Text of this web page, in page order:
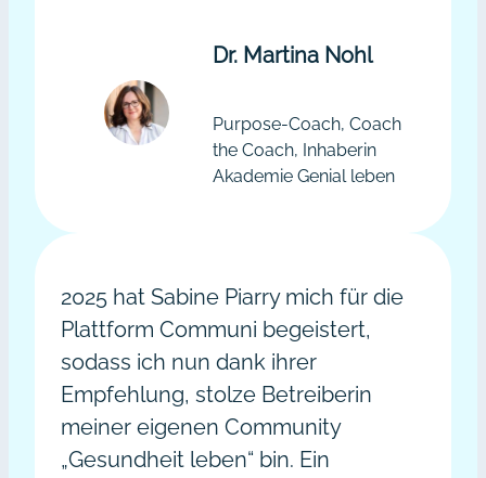
Dr. Martina Nohl
Purpose-Coach, Coach
the Coach, Inhaberin
Akademie Genial leben
2025 hat Sabine Piarry mich für die
Plattform Communi begeistert,
sodass ich nun dank ihrer
Empfehlung, stolze Betreiberin
meiner eigenen Community
„Gesundheit leben“ bin. Ein